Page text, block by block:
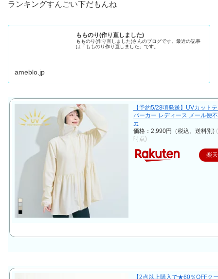
ランキングすんごい下だもんね
もものり(作り直しました)
もものり(作り直しました)さんのブログです。最近の記事
は「もものり作り直しました」です。
ameblo.jp
【予約5/28頃発送】UVカット
パーカー レディース メール便
カ
価格：2,990円（税込、送料別)
時点)
楽
【2点以上購入で★60％OFFク